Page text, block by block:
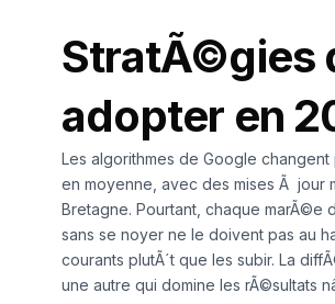
StratÃ©gies
adopter en
Les algorithmes de Google
en moyenne, avec des mises Ã jour
Bretagne. Pourtant, chaque marÃ©e
sans se noyer ne le doivent pas au
courants plutÃ´t que les subir. La
une autre qui domine les rÃ©sultats